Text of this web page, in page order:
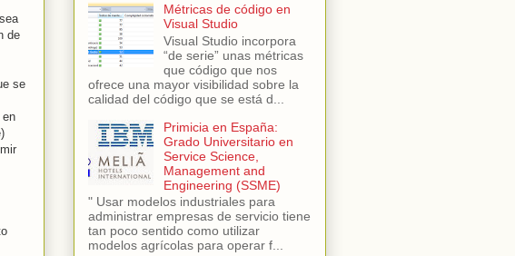
de
se
en
Métricas de código en
Visual Studio
Visual Studio incorpora
“de serie” unas métricas
que código que nos
ofrece una mayor visibilidad sobre la
calidad del código que se está d...
Primicia en España:
Grado Universitario en
Service Science,
Management and
Engineering (SSME)
" Usar modelos industriales para
administrar empresas de servicio tiene
tan poco sentido como utilizar
modelos agrícolas para operar f...